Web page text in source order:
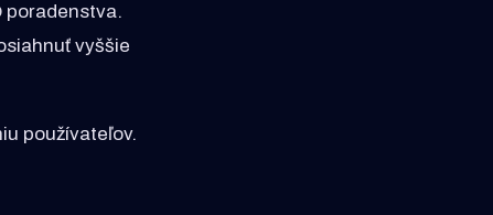
poradenstva.
vyššie
používateľov.